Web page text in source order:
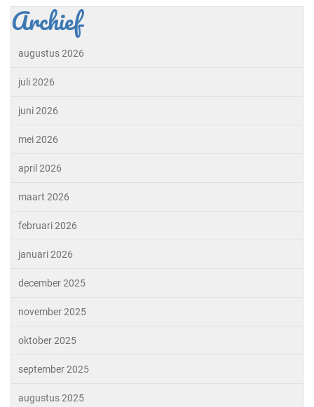
Archief
augustus 2026
juli 2026
juni 2026
mei 2026
april 2026
maart 2026
februari 2026
januari 2026
december 2025
november 2025
oktober 2025
september 2025
augustus 2025